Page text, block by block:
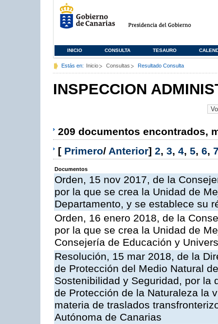
INICIO CONSULTA TESAURO
Estás en: Inicio Consultas Resultado Consulta
INSPECCION
209 documentos encontrados,
[ Primero/ Anterior] 2, 3, 4, 5, 6,
Documentos
Orden, 15 nov 2017, de la
por la que se crea la Unidad de
Departamento, y se establece su
Orden, 16 enero 2018, de la
por la que se crea la Unidad de
Consejería de Educación y
Resolución, 15 mar 2018, de la
de Protección del Medio Natural
Sostenibilidad y Seguridad, por la
de Protección de la Naturaleza la
materia de traslados
Autónoma de Canarias